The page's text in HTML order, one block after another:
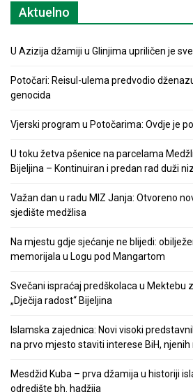
Aktuelno
U Azizija džamiji u Glinjima upriličen je
Potočari: Reisul-ulema predvodio
genocida
Vjerski program u Potočarima: Ovdje je
U toku žetva pšenice na parcelama
Bijeljina – Kontinuiran i predan rad duži
Važan dan u radu MIZ Janja: Otvoreno
sjedište medžlisa
Na mjestu gdje sjećanje ne blijedi:
memorijala u Logu pod Mangartom
Svečani ispraćaj predškolaca u Mektebu
„Dječija radost“ Bijeljina
Islamska zajednica: Novi visoki
na prvo mjesto staviti interese BiH,
Mesdžid Kuba – prva džamija u historiji
odredište bh. hadžija